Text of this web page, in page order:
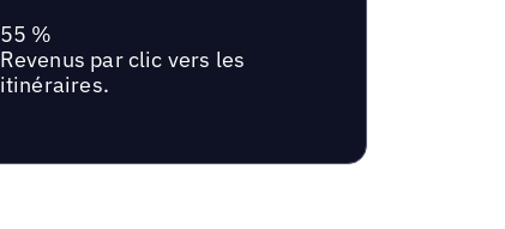
55 %
Revenus par clic vers les
itinéraires.